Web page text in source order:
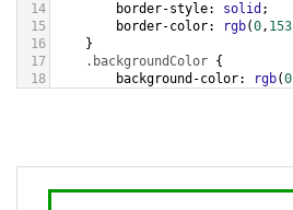
14
border-style: solid ;
15
border-color: rgb(0, 153
16
}
17
.backgroundColor {
18
background-color: rgb(0
white, rgb(0,153,0));